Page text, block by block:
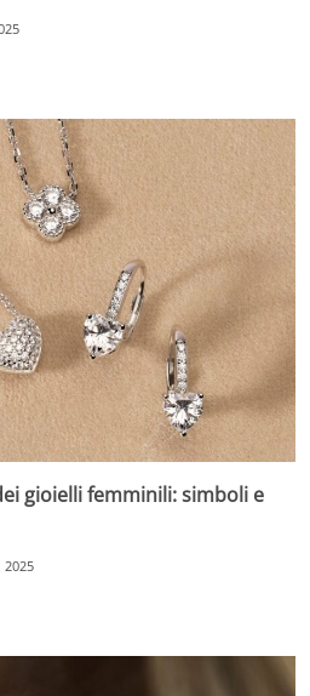
gioielli femminili: simboli e
2025